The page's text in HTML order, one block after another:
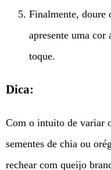
Finalmente, doure
apresente uma cor
toque.
Dica:
Com o intuito de variar
sementes de chia ou
rechear com queijo